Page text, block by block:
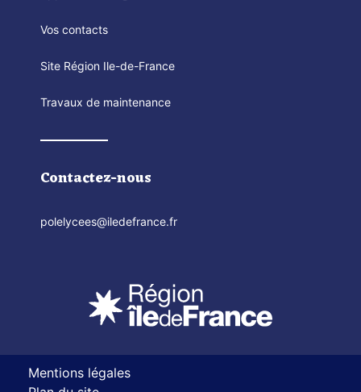
Vos contacts
Site Région Ile-de-France
Travaux de maintenance
Contactez-nous
polelycees@iledefrance.fr
Mentions légales